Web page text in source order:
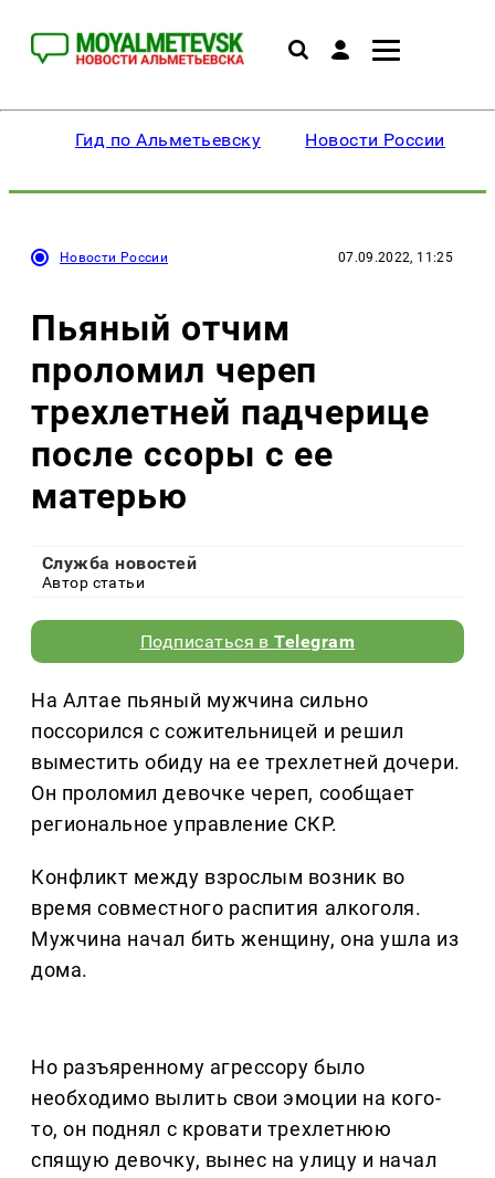
Гид по Альметьевску Новости России
Новости России 07.09.2022, 11:25
Пьяный отчим
проломил череп
трехлетней падчерице
после ссоры с ее
матерью
Служба новостей
Автор статьи
Подписаться вTelegram
На Алтае пьяный мужчина сильно
поссорился с сожительницей и решил
выместить обиду на ее трехлетней дочери.
Он проломил девочке череп, сообщает
региональное управление СКР.
Конфликт между взрослым возник во
время совместного распития алкоголя.
Мужчина начал бить женщину, она ушла из
дома.
Но разъяренному агрессору было
необходимо вылить свои эмоции на кого-
то, он поднял с кровати трехлетнюю
спящую девочку, вынес на улицу и начал